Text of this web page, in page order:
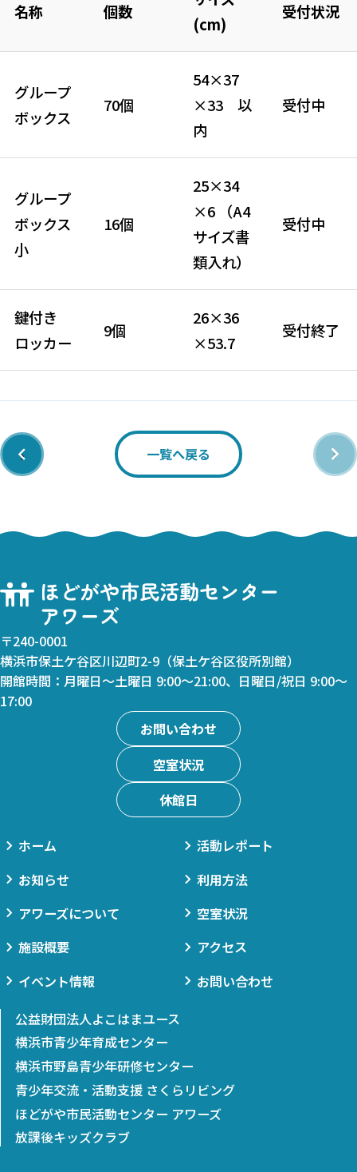
名称 個数
(cm)
受付状況
グループ
ボックス
70個
54×37
×33 以
内
受付中
グループ
ボックス
小
16個
25×34
×6 （A4
サイズ書
類入れ）
受付中
鍵付き
ロッカー
9個
26×36
×53.7
受付終了
‹ 一覧へ戻る ›
〒240-0001
横浜市保土ケ谷区川辺町2-9（保土ケ谷区役所別館）
開館時間：月曜日～土曜日 9:00～21:00、日曜日/祝日 9:00～
17:00
お問い合わせ
空室状況
休館日
ホーム
お知らせ
アワーズについて
施設概要
イベント情報
活動レポート
利用方法
空室状況
アクセス
お問い合わせ
公益財団法人よこはまユース
横浜市青少年育成センター
横浜市野島青少年研修センター
青少年交流・活動支援 さくらリビング
ほどがや市民活動センター アワーズ
放課後キッズクラブ